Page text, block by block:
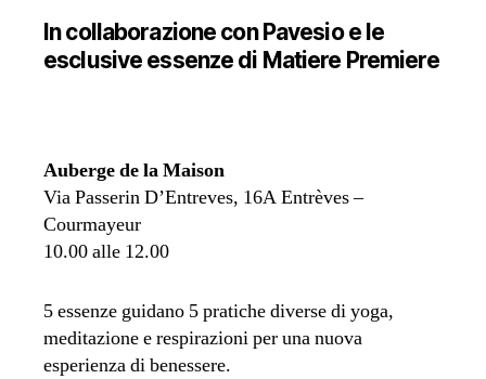
In collaborazione con Pavesio e le
esclusive essenze di Matiere Premiere
Auberge de la Maison
Via Passerin D’Entreves, 16A Entrèves –
Courmayeur
10.00 alle 12.00
5 essenze guidano 5 pratiche diverse di yoga,
meditazione e respirazioni per una nuova
esperienza di benessere.